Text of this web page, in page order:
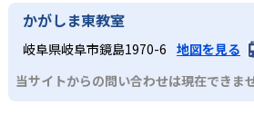
また、自学学習スタイルで学ぶ子ども
課題に気がつくようになる。学年を超
03 フレキシブルな
中学に向けて苦手教科を克服し
KUMONでは経験豊富な先生が、子ど
る。苦手な科目でも自分で解けた達成
少しずつ苦手意識を克服できるだろう
単すぎて退屈することもない。
どんなデメリットが
KUMONでは、中高生のクラスでも数
科に限られるため、その他の教科に
KUMONは、公式サイトでは合格実績
わせたい。
かがしま東教室
岐阜県岐阜市鏡島1970-6 地図を見る
当サイトからの問い合わせは現在できま